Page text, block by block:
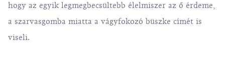
hogy az egyik legmegbecsültebb élelmiszer az ő érdeme,
a szarvasgomba miatta a vágyfokozó büszke címét is
viseli.